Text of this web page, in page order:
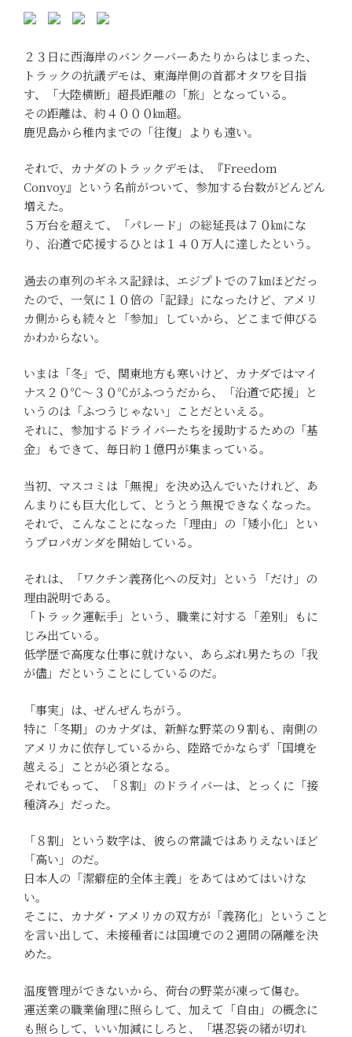
２３日に西海岸のバンクーバーあたりからはじまった、
トラックの抗議デモは、東海岸側の首都オタワを目指
す、「大陸横断」超長距離の「旅」となっている。
その距離は、約４０００㎞超。
鹿児島から稚内までの「往復」よりも遠い。
それで、カナダのトラックデモは、『Freedom
Convoy』という名前がついて、参加する台数がどんどん
増えた。
５万台を超えて、「パレード」の総延長は７０㎞にな
り、沿道で応援するひとは１４０万人に達したという。
過去の車列のギネス記録は、エジプトでの７㎞ほどだっ
たので、一気に１０倍の「記録」になったけど、アメリ
カ側からも続々と「参加」していから、どこまで伸びる
かわからない。
いまは「冬」で、関東地方も寒いけど、カナダではマイ
ナス２０℃～３０℃がふつうだから、「沿道で応援」と
いうのは「ふつうじゃない」ことだといえる。
それに、参加するドライバーたちを援助するための「基
金」もできて、毎日約１億円が集まっている。
当初、マスコミは「無視」を決め込んでいたけれど、あ
んまりにも巨大化して、とうとう無視できなくなった。
それで、こんなことになった「理由」の「矮小化」とい
うプロパガンダを開始している。
それは、「ワクチン義務化への反対」という「だけ」の
理由説明である。
「トラック運転手」という、職業に対する「差別」もに
じみ出ている。
低学歴で高度な仕事に就けない、あらぶれ男たちの「我
が儘」だということにしているのだ。
「事実」は、ぜんぜんちがう。
特に「冬期」のカナダは、新鮮な野菜の９割も、南側の
アメリカに依存しているから、陸路でかならず「国境を
越える」ことが必須となる。
それでもって、「８割」のドライバーは、とっくに「接
種済み」だった。
「８割」という数字は、彼らの常識ではありえないほど
「高い」のだ。
日本人の「潔癖症的全体主義」をあてはめてはいけな
い。
そこに、カナダ・アメリカの双方が「義務化」ということ
を言い出して、未接種者には国境での２週間の隔離を決
めた。
温度管理ができないから、荷台の野菜が凍って傷む。
運送業の職業倫理に照らして、加えて「自由」の概念に
も照らして、いい加減にしろと、「堪忍袋の緒が切れ